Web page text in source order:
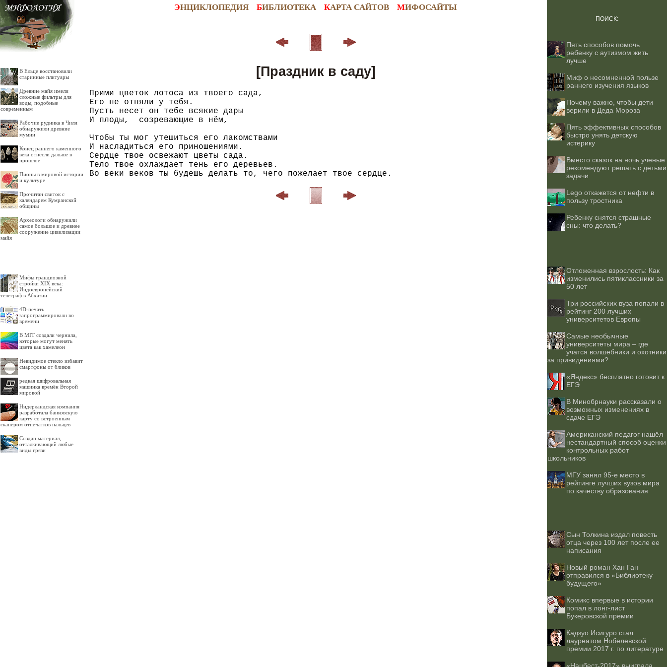
ЭНЦИКЛОПЕДИЯ БИБЛИОТЕКА КАРТА САЙТОВ МИФОСАЙТЫ
В Ельце восстановили
старинные плитуары
Древние майя имели
сложные фильтры для
воды, подобные
современным
Рабочие рудника в Чили
обнаружили древние
мумии
Конец раннего каменного
века отнесли дальше в
прошлое
Пионы в мировой истории
и культуре
Прочитан свиток с
календарем Кумранской
общины
Археологи обнаружили
самое большое и древнее
сооружение цивилизации
майя
Мифы грандиозной
стройки XIX века:
Индоевропейский
телеграф в Абхазии
4D-печать
запрограммировали во
времени
В MIT создали чернила,
которые могут менять
цвета как хамелеон
Невидимое стекло избавит
смартфоны от бликов
редкая шифровальная
машинка времён Второй
мировой
Нидерландская компания
разработала банковскую
карту со встроенным
сканером отпечатков пальцев
Создан материал,
отталкивающий любые
виды грязи
[Праздник в саду]
Прими цветок лотоса из твоего сада,
Его не отняли у тебя.
Пусть несет он тебе всякие дары
И плоды,  созревающие в нём,
Чтобы ты мог утешиться его лакомствами
И насладиться его приношениями.
Сердце твое освежают цветы сада.
Тело твое охлаждает тень его деревьев.
ПОИСК:
Пять способов помочь
ребенку с аутизмом жить
лучше
Миф о несомненной пользе
раннего изучения языков
Почему важно, чтобы дети
верили в Деда Мороза
Пять эффективных способов
быстро унять детскую
истерику
Вместо сказок на ночь ученые
рекомендуют решать с детьми
задачи
Lego откажется от нефти в
пользу тростника
Ребенку снятся страшные
сны: что делать?
Отложенная взрослость: Как
изменились пятиклассники за
50 лет
Три российских вуза попали в
рейтинг 200 лучших
университетов Европы
Самые необычные
университеты мира – где
учатся волшебники и охотники
за привидениями?
«Яндекс» бесплатно готовит к
ЕГЭ
В Минобрнауки рассказали о
возможных изменениях в
сдаче ЕГЭ
Американский педагог нашёл
нестандартный способ оценки
контрольных работ
школьников
МГУ занял 95-е место в
рейтинге лучших вузов мира
по качеству образования
Сын Толкина издал повесть
отца через 100 лет после ее
написания
Новый роман Хан Ган
отправился в «Библиотеку
будущего»
Комикс впервые в истории
попал в лонг-лист
Букеровской премии
Кадзуо Исигуро стал
лауреатом Нобелевской
премии 2017 г. по литературе